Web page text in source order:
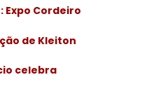
Expo Cordeiro
de Kleiton
celebra